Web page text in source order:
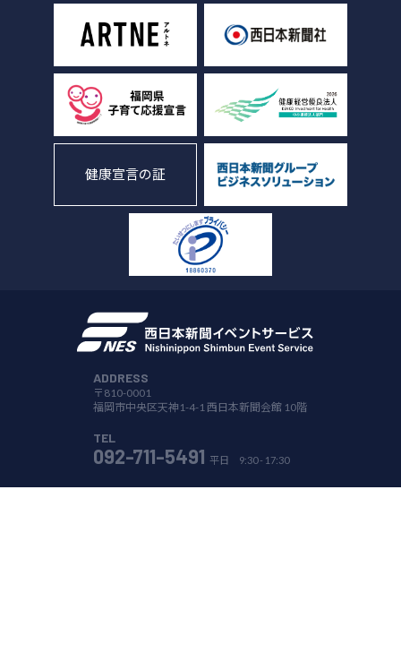
健康宣言の証
ADDRESS
〒810-0001
福岡市中央区天神1-4-1 西日本新聞会館 10階
TEL
092-711-5491 平日 9:30 - 17:30